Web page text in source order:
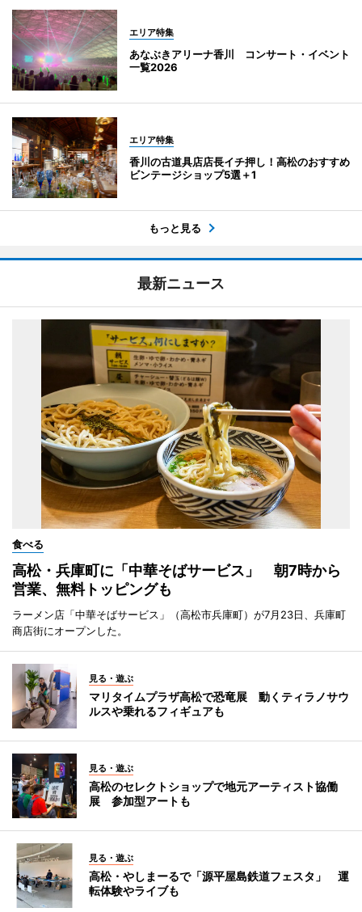
エリア特集
あなぶきアリーナ香川 コンサート・イベント
一覧2026
エリア特集
香川の古道具店店長イチ押し！高松のおすすめ
ビンテージショップ5選＋1
もっと見る
最新ニュース
食べる
高松・兵庫町に「中華そばサービス」 朝7時から
営業、無料トッピングも
ラーメン店「中華そばサービス」（高松市兵庫町）が7月23日、兵庫町
商店街にオープンした。
見る・遊ぶ
マリタイムプラザ高松で恐竜展 動くティラノサウ
ルスや乗れるフィギュアも
見る・遊ぶ
高松のセレクトショップで地元アーティスト協働
展 参加型アートも
見る・遊ぶ
高松・やしまーるで「源平屋島鉄道フェスタ」 運
転体験やライブも